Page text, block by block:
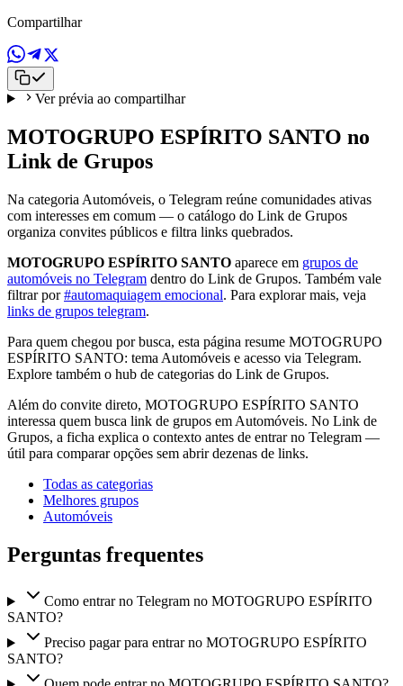
Compartilhar
Ver prévia ao compartilhar
MOTOGRUPO ESPÍRITO SANTO no
Link de Grupos
Na categoria Automóveis, o Telegram reúne comunidades ativas
com interesses em comum — o catálogo do Link de Grupos
organiza convites públicos e filtra links quebrados.
MOTOGRUPO ESPÍRITO SANTO aparece em grupos de
automóveis no Telegram dentro do Link de Grupos. Também vale
filtrar por#automaquiagem emocional. Para explorar mais, veja
links de grupos telegram.
Para quem chegou por busca, esta página resume MOTOGRUPO
ESPÍRITO SANTO: tema Automóveis e acesso via Telegram.
Explore também o hub de categorias do Link de Grupos.
Além do convite direto, MOTOGRUPO ESPÍRITO SANTO
interessa quem busca link de grupos em Automóveis. No Link de
Grupos, a ficha explica o contexto antes de entrar no Telegram —
útil para comparar opções sem abrir dezenas de links.
Todas as categorias
Melhores grupos
Automóveis
Perguntas frequentes
Como entrar no Telegram no MOTOGRUPO ESPÍRITO
SANTO?
Preciso pagar para entrar no MOTOGRUPO ESPÍRITO
SANTO?